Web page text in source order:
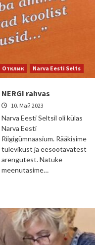
Отклик Narva Eesti Selts
NERGI rahvas
10. Май 2023
Narva Eesti Seltsil oli külas
Narva Eesti
Riigigümnaasium. Rääkisime
tulevikust ja eesootavatest
arengutest. Natuke
meenutasime…